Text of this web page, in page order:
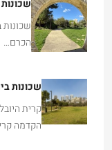
הכרם…
קרית
הקדמה